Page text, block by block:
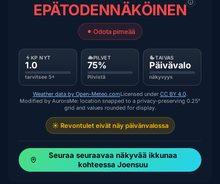
EPÄTODENNÄKÖINEN
Odota pimeää
KP NYT
1.0
tarvitsee 5+
PILVET
75%
Pilvistä
TAIVAS
Päivävalo
näkyvyys
Weather data by Open-Meteo.comLicensed under CC BY 4.0.
Modified by AuroraMe: location snapped to a privacy-preserving 0.25°
grid and values rounded for display.
☀️ Revontulet eivät näy päivänvalossa
Seuraa seuraavaa näkyvää ikkunaa
kohteessa Joensuu